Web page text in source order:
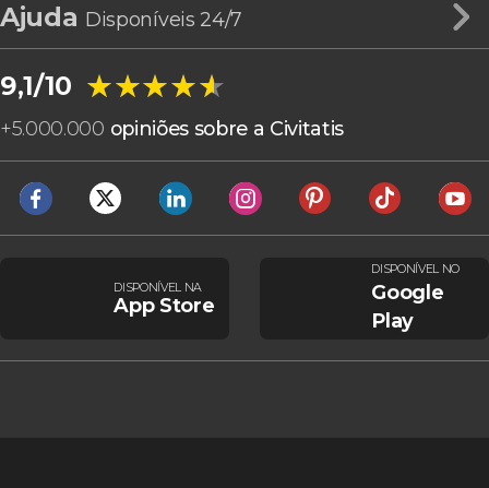
Ajuda Disponíveis 24/7
9,1/10 ★★★★★
★★★★★
+5.000.000 opiniões sobre a Civitatis
DISPONÍVEL NA
App Store
DISPONÍVEL NO
Google
Play